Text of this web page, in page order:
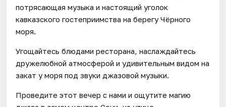
потрясающая музыка и настоящий уголок
кавказского гостеприимства на берегу Чёрного
моря.
Угощайтесь блюдами ресторана, наслаждайтесь
дружелюбной атмосферой и удивительным видом на
закат у моря под звуки джазовой музыки.
Проведите этот вечер с нами и ощутите магию